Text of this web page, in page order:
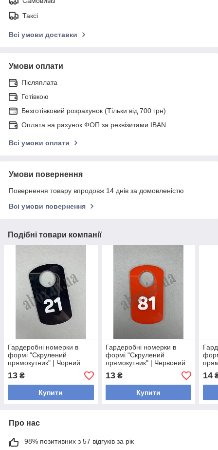
Таксі
Всі умови доставки
Умови оплати
Післяплата
Готівкою
Безготівковий розрахунок (Тільки від 700 грн)
Оплата на рахунок ФОП за реквізитами IBAN
Всі умови оплати
Умови повернення
Повернення товару впродовж 14 днів за домовленістю
Всі умови повернення
Подібні товари компанії
Гардеробні номерки в
формі "Скрулений
прямокутник" | Чорний
13 ₴
Купити
Гардеробні номерки в
формі "Скрулений
прямокутник" | Червоний
13₴
Купити
14
Про нас
98% позитивних з 57 відгуків за рік